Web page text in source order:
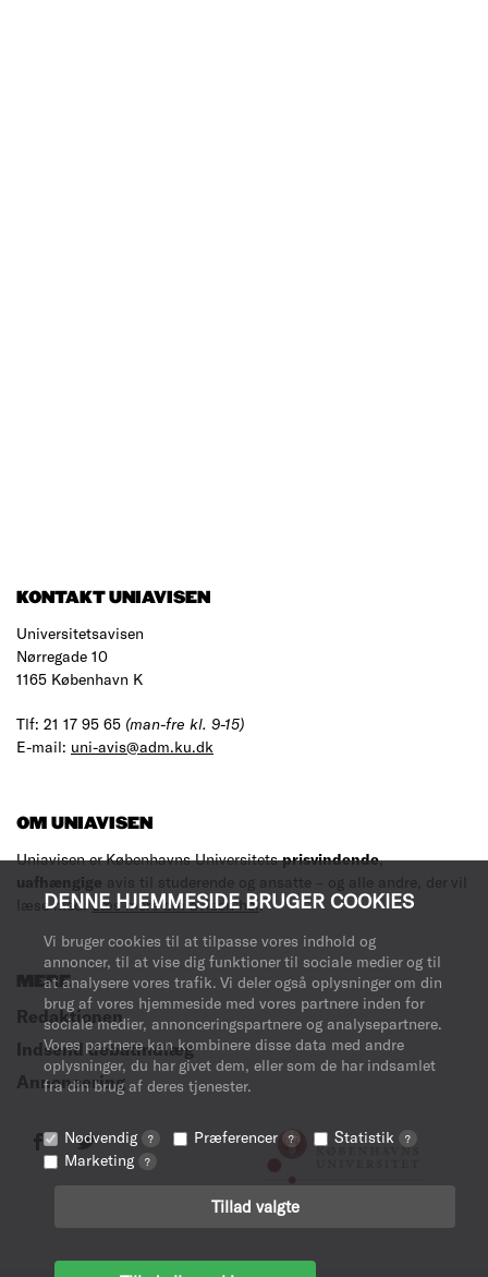
DENNE HJEMMESIDE BRUGER COOKIES
Vi bruger cookies til at tilpasse vores indhold og
annoncer, til at vise dig funktioner til sociale medier og til
at analysere vores trafik. Vi deler også oplysninger om din
brug af vores hjemmeside med vores partnere inden for
sociale medier, annonceringspartnere og analysepartnere.
Vores partnere kan kombinere disse data med andre
oplysninger, du har givet dem, eller som de har indsamlet
fra din brug af deres tjenester.
Nødvendig ? Præferencer ? Statistik ?
Marketing ?
Tillad valgte
KONTAKT UNIAVISEN
Universitetsavisen
Nørregade 10
1165 København K
Tlf: 21 17 95 65 (man-fre kl. 9-15)
E-mail: uni-avis@adm.ku.dk
OM UNIAVISEN
Uniavisen er Københavns Universitetsprisvindende,
uafhængige avis til studerende og ansatte – og alle andre, der vil
læse med.Læs mere om avisen her.
MERE
Redaktionen
Indsend debatindlæg
Annoncering